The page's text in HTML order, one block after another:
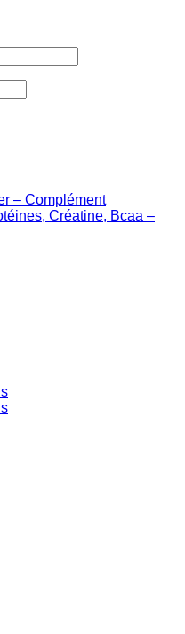
– Complément
Créatine, Bcaa –